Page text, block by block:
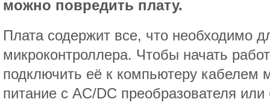
можно повредить плату.
Плата содержит все, что необходимо
микроконтроллера. Чтобы начать
подключить её к компьютеру кабелем
питание с AC/DC преобразователя